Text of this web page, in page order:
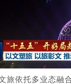
依托多业态融